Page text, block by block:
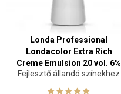
Londa Professional
Londacolor Extra Rich
Creme Emulsion 20 vol. 6%
1000 ml
Fejlesztő állandó színekhez